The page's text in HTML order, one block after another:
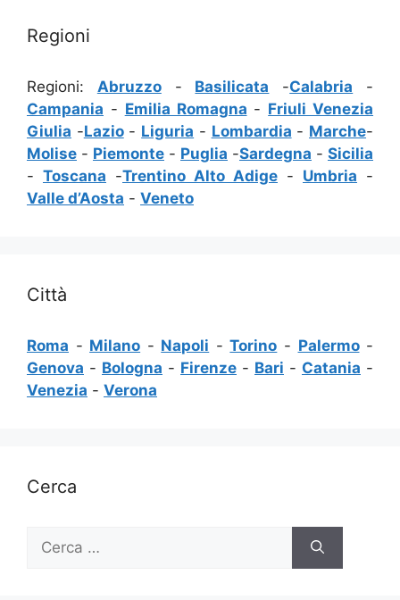
Regioni
Regioni: Abruzzo- Basilicata -Calabria -
Campania - Emilia Romagna - Friuli Venezia
Giulia -Lazio- Liguria - Lombardia - Marche-
Molise - Piemonte - Puglia -Sardegna - Sicilia
- Toscana -Trentino Alto Adige - Umbria -
Valle d’Aosta - Veneto
Città
Roma - Milano - Napoli -Torino - Palermo-
Genova - Bologna - Firenze - Bari - Catania -
Venezia - Verona
Cerca
per: